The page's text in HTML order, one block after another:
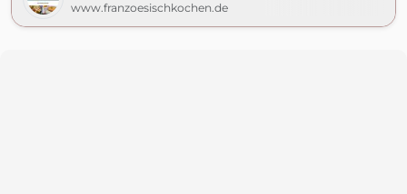
www.franzoesischkochen.de